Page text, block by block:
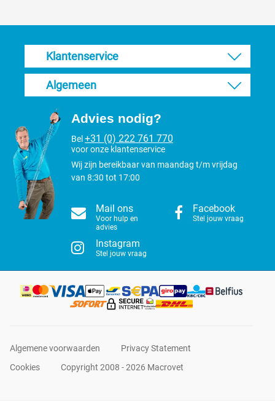
Klantenservice
Algemeen
Advies nodig?
Bel +31 (0) 222 761 770
voor onze klantenservice
Wij zijn bereikbaar van maandag t/m vrijdag
van 8:30 tot 17:00
Mail ons
Voor hulp en
advies
Facebook
Stel jouw vraag
Instagram
Stel jouw vraag
Algemene voorwaarden
Privacy Statement
Cookies
Copyright 2008 - 2026 Macrovet